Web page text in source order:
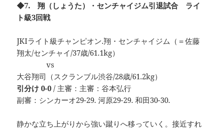
◆7. 翔（しょうた）・センチャイジム引退試合 ライ
ト級3回戦
JKIライト級チャンピオン.翔・センチャイジム（＝佐藤
翔太/センチャイ/37歳/61.1kg）
vs
大谷翔司（スクランブル渋谷/28歳/61.2kg）
引分け 0-0 / 主審：主審：谷本弘行
副審：シンカーオ29-29. 河原29-29. 和田30-30.
静かな立ち上がりから強い蹴りへ移っていく。接近すれ